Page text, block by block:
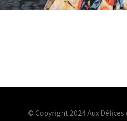
© Copyright 2024 Aux